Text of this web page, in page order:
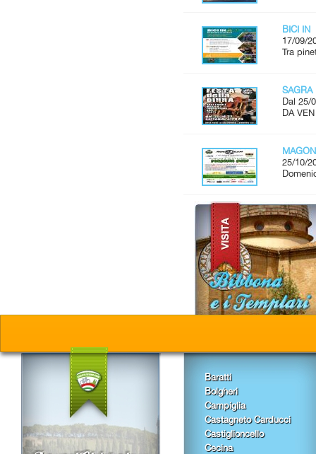
BICI IN
17/09/
Tra
SAGRA
Dal 25/
DA
25/10/
Baratti
Bolgheri
Campiglia
Castagneto Carducci
Castiglioncello
Cecina